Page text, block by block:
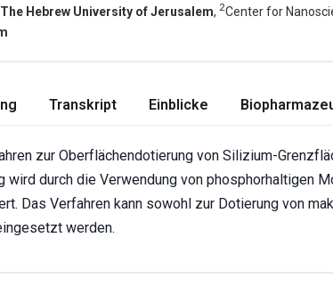
The Hebrew University of Jerusalem, 2Center for
Transkript Einblicke
zur Oberflächendotierung von Silizium-
wird durch die Verwendung von phosphorhaltigen
Das Verfahren kann sowohl zur Dotierung von
werden.